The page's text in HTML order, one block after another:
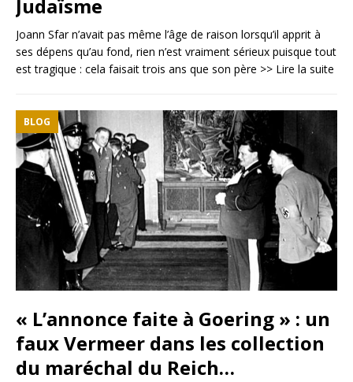
Judaïsme
Joann Sfar n’avait pas même l’âge de raison lorsqu’il apprit à
ses dépens qu’au fond, rien n’est vraiment sérieux puisque tout
est tragique : cela faisait trois ans que son père >> Lire la suite
BLOG
« L’annonce faite à Goering » : un
faux Vermeer dans les collection
du maréchal du Reich…